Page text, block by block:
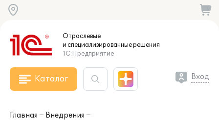
Отраслевые
и специализированныерешения
1С:Предприятие
Каталог Вход
Главная
Внедрения